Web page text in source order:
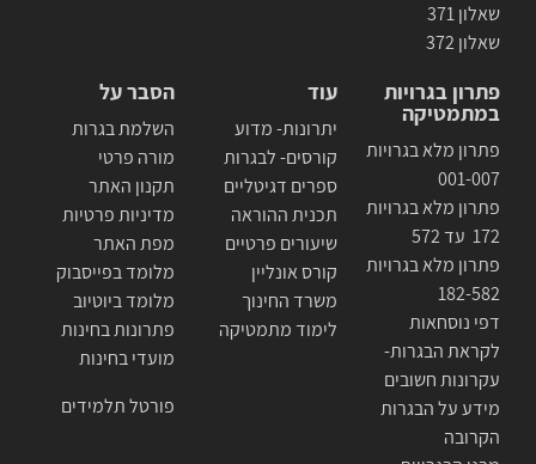
שאלון 371
שאלון 372
פתרון בגרויות
במתמטיקה
פתרון מלא בגרויות
001-007
פתרון מלא בגרויות
172 עד 572
פתרון מלא בגרויות
182-582
דפי נוסחאות
לקראת הבגרות-
עקרונות חשובים
מידע על הבגרות
הקרובה
עוד
יתרונות- מדוע
קורסים- לבגרות
ספרים דגיטליים
תכנית ההוראה
שיעורים פרטיים
קורס אונליין
משרד החינוך
לימוד מתמטיקה
הסבר על
השלמת בגרות
מורה פרטי
תקנון האתר
מדיניות פרטיות
מפת האתר
מלומד בפייסבוק
מלומד ביוטיוב
פתרונות בחינות
מועדי בחינות
פורטל תלמידים